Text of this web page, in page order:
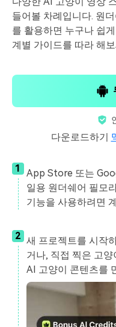
들어볼 차례입니다. 원
를 활용하면 누구나 쉽
계별 가이드를 따라 해
다운로드하기
1
App Store 또는
일용 원더쉐어 필모
기능을 사용하려면
2 새 프로젝트를 시작
거나, 직접 찍은 고
AI 고양이 콘텐츠를